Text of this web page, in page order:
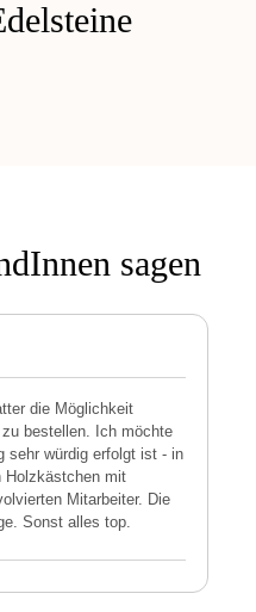
sagen
die Möglichkeit
bestellen. Ich möchte
sehr würdig erfolgt ist - in
Holzkästchen mit
Mitarbeiter. Die
Sonst alles top.